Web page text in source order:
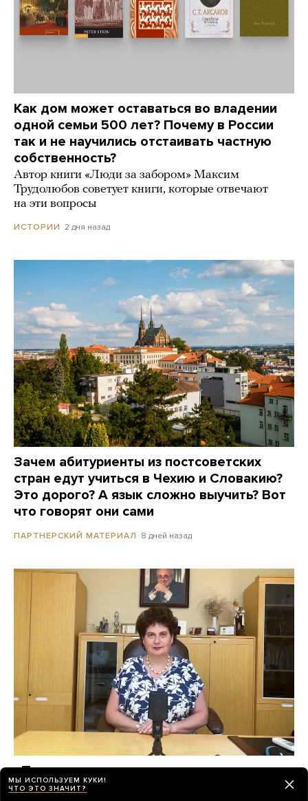
Как дом может оставаться во владении
одной семьи 500 лет? Почему в России
так и не научились отстаивать частную
собственность?
Автор книги «Люди за забором» Максим
Трудолюбов советует книги, которые отвечают
на эти вопросы
ИСТОРИИ 2 дня назад
Зачем абитуриенты из постсоветских
стран едут учиться в Чехию и Словакию?
Это дорого? А язык сложно выучить? Вот
что говорят они сами
ПАРТНЕРСКИЙ МАТЕРИАЛ 8 дней назад
«Психиатрия возвращается в темные
времена»
МЫ ИСПОЛЬЗУЕМ КУКИ!
ЧТО ЭТО ЗНАЧИТ?